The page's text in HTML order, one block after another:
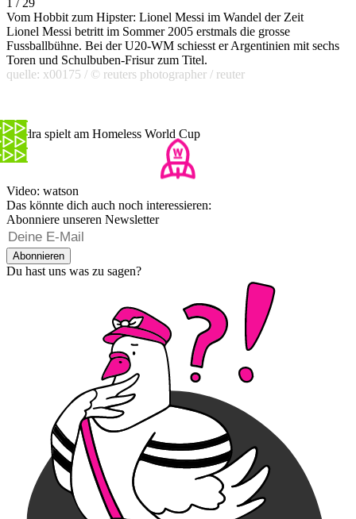
Vom Hobbit zum Hipster: Lionel Messi im Wandel der Zeit
Lionel Messi betritt im Sommer 2005 erstmals die grosse
Fussballbühne. Bei der U20-WM schiesst er Argentinien mit sechs
Toren und Schulbuben-Frisur zum Titel.
quelle: x00175 / © reuters photographer / reuter
Sandra spielt am Homeless World Cup
Video: watson
Das könnte dich auch noch interessieren:
Abonniere unseren Newsletter
Abonnieren
Du hast uns was zu sagen?